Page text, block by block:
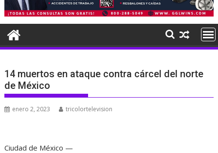
14 muertos en ataque contra cárcel del norte
de México
enero 2, 2023 tricolortelevision
Ciudad de México —